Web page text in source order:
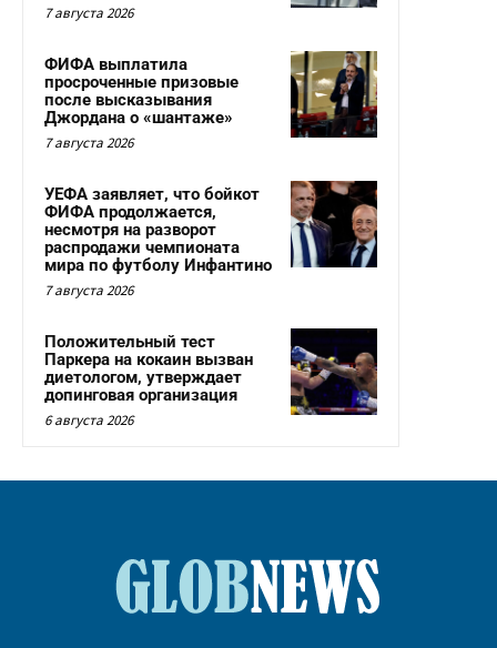
7 августа 2026
ФИФА выплатила
просроченные призовые
после высказывания
Джордана о «шантаже»
7 августа 2026
УЕФА заявляет, что бойкот
ФИФА продолжается,
несмотря на разворот
распродажи чемпионата
мира по футболу Инфантино
7 августа 2026
Положительный тест
Паркера на кокаин вызван
диетологом, утверждает
допинговая организация
6 августа 2026